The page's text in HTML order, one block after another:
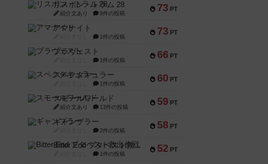
73 PT
リスボン・トラム 28
紹介文あり 9件の投稿
73 PT
アマナイト
1件の投稿
66 PT
ブラヴェスト
1件の投稿
60 PT
スペクタキュラー
1件の投稿
59 PT
スモールワールド
紹介文あり 13件の投稿
58 PT
ギャンブラー
2件の投稿
52 PT
Bitter End ブタペスト救出作戦
1件の投稿